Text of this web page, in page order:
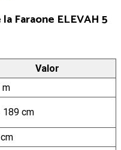
Faraone ELEVAH 5
Valor
m
189 cm